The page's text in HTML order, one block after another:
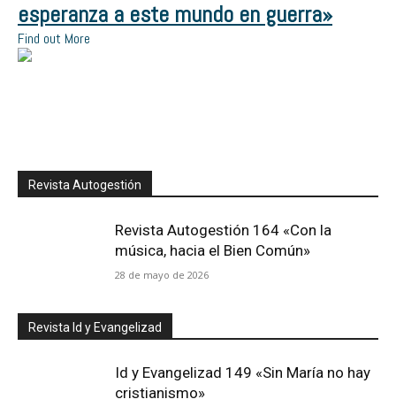
esperanza a este mundo en guerra»
Find out More
Revista Autogestión
Revista Autogestión 164 «Con la
música, hacia el Bien Común»
28 de mayo de 2026
Revista Id y Evangelizad
Id y Evangelizad 149 «Sin María no hay
cristianismo»